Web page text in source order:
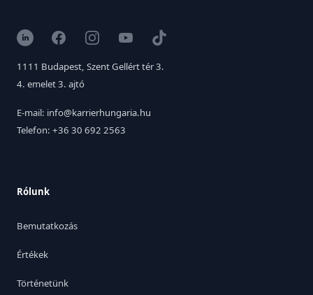
LinkedInFacebookInstagramYouTubeTikTok
1111 Budapest, Szent Gellért tér 3.
4. emelet 3. ajtó
E-mail: info@karrierhungaria.hu
Telefon: +36 30 692 2563
Rólunk
Bemutatkozás
Értékek
Történetünk